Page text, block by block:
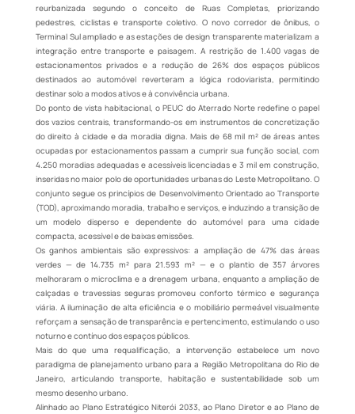
reurbanizada segundo o conceito de Ruas Completas, priorizando
pedestres, ciclistas e transporte coletivo. O novo corredor de ônibus, o
Terminal Sul ampliado e as estações de design transparente materializam a
integração entre transporte e paisagem. A restrição de 1.400 vagas de
estacionamentos privados e a redução de 26% dos espaços públicos
destinados ao automóvel reverteram a lógica rodoviarista, permitindo
destinar solo a modos ativos e à convivência urbana.
Do ponto de vista habitacional, o PEUC do Aterrado Norte redefine o papel
dos vazios centrais, transformando-os em instrumentos de concretização
do direito à cidade e da moradia digna. Mais de 68 mil m² de áreas antes
ocupadas por estacionamentos passam a cumprir sua função social, com
4.250 moradias adequadas e acessíveis licenciadas e 3 mil em construção,
inseridas no maior polo de oportunidades urbanas do Leste Metropolitano. O
conjunto segue os princípios de Desenvolvimento Orientado ao Transporte
(TOD), aproximando moradia, trabalho e serviços, e induzindo a transição de
um modelo disperso e dependente do automóvel para uma cidade
compacta, acessível e de baixas emissões.
Os ganhos ambientais são expressivos: a ampliação de 47% das áreas
verdes — de 14.735 m² para 21.593 m² — e o plantio de 357 árvores
melhoraram o microclima e a drenagem urbana, enquanto a ampliação de
calçadas e travessias seguras promoveu conforto térmico e segurança
viária. A iluminação de alta eficiência e o mobiliário permeável visualmente
reforçam a sensação de transparência e pertencimento, estimulando o uso
noturno e contínuo dos espaços públicos.
Mais do que uma requalificação, a intervenção estabelece um novo
paradigma de planejamento urbano para a Região Metropolitana do Rio de
Janeiro, articulando transporte, habitação e sustentabilidade sob um
mesmo desenho urbano.
Alinhado ao Plano Estratégico Niterói 2033, ao Plano Diretor e ao Plano de